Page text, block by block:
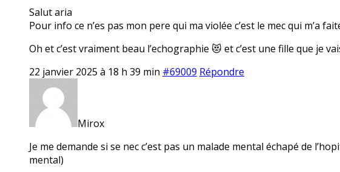
Salut aria
Pour info ce n’es pas mon pere qui ma violée c’est le mec qui m’a
Oh et c’est vraiment beau l’echographie 😻 et c’est une fille que je
22 janvier 2025 à 18 h 39 min #69009 Répondre
Mirox
Je me demande si se nec c’est pas un malade mental échapé de
mental)